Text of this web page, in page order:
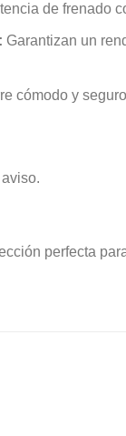
de frenado
Garantizan un
cómodo y
perfecta